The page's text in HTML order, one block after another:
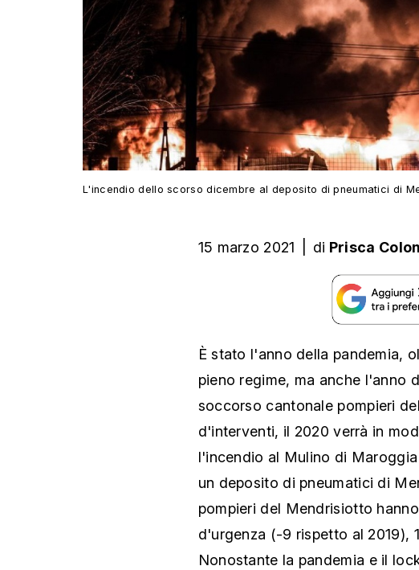
L'incendio dello scorso dicembre al deposito di pneumatici di
15 marzo 2021 di Prisca
È stato l'anno della pandemia,
pieno regime, ma anche l'anno
soccorso cantonale pompieri
d'interventi, il 2020 verrà in
l'incendio al Mulino di
un deposito di pneumatici di
pompieri del Mendrisiotto
d'urgenza (-9 rispetto al 2019),
Nonostante la pandemia e il